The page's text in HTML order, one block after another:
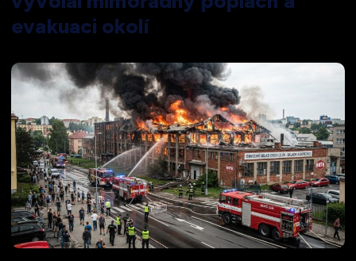
evakuaci okolí